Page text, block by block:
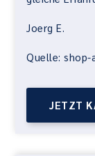
Joerg E.
Quelle:
JETZT